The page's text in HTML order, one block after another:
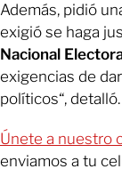
Además, pidió
exigió se haga
Nacional
exigencias de
políticos“, detalló.
Únete a nuestro
enviamos a tu